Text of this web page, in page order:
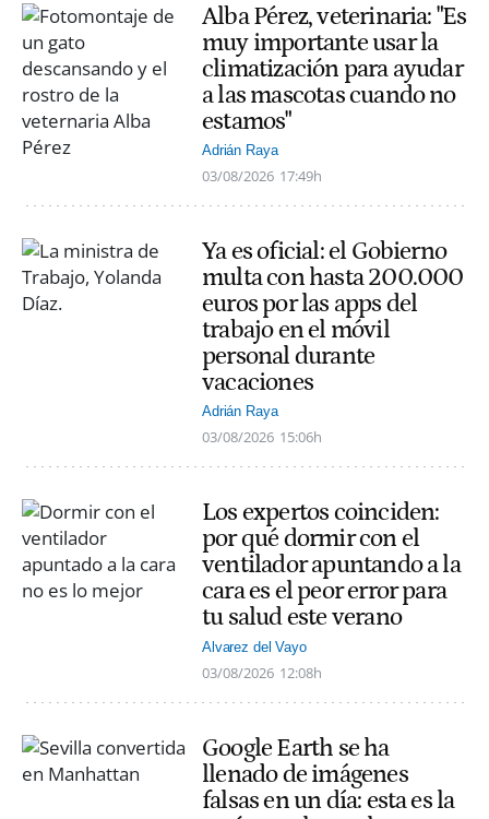
Alba Pérez, veterinaria: "Es
muy importante usar la
climatización para ayudar
a las mascotas cuando no
estamos"
Adrián Raya
03/08/2026 17:49h
Ya es oficial: el Gobierno
multa con hasta 200.000
euros por las apps del
trabajo en el móvil
personal durante
vacaciones
Adrián Raya
03/08/2026 15:06h
Los expertos coinciden:
por qué dormir con el
ventilador apuntando a la
cara es el peor error para
tu salud este verano
Alvarez del Vayo
03/08/2026 12:08h
Google Earth se ha
llenado de imágenes
falsas en un día: esta es la